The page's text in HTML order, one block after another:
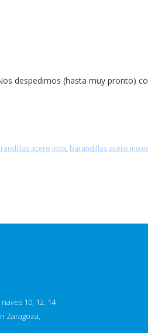
despedimos (hasta muy pronto)
acero inox, barandillas acero
10, 12, 14
Zaragoza,